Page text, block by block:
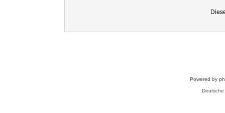
Powered by